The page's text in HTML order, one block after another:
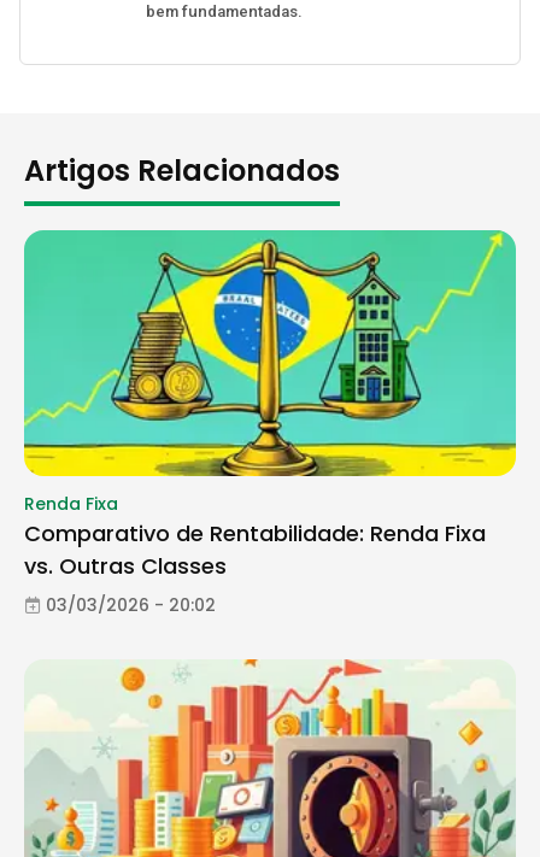
bem fundamentadas.
Artigos Relacionados
Renda Fixa
Comparativo de Rentabilidade: Renda Fixa
vs. Outras Classes
03/03/2026 - 20:02